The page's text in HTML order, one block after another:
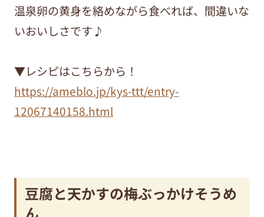
温泉卵の黄身を絡めながら食べれば、間違いな
いおいしさです♪
▼レシピはこちらから！
https://ameblo.jp/kys-ttt/entry-
12067140158.html
豆腐と天かすの梅ぶっかけそうめ
ん